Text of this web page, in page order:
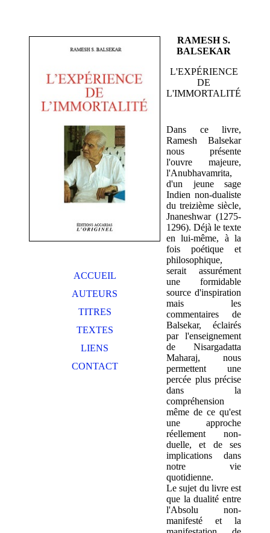
ACCUEIL
AUTEURS
TITRES
TEXTES
LIENS
CONTACT
RAMESH S.
BALSEKAR
L'EXPÉRIENCE
DE
L'IMMORTALITÉ
Dans ce livre,
Ramesh Balsekar
nous présente
l'ouvre majeure,
l'Anubhavamrita,
d'un jeune sage
Indien non-dualiste
du treizième siècle,
Jnaneshwar (1275-
1296). Déjà le texte
en lui-même, à la
fois poétique et
philosophique,
serait assurément
une formidable
source d'inspiration
mais les
commentaires de
Balsekar, éclairés
par l'enseignement
de Nisargadatta
Maharaj, nous
permettent une
percée plus précise
dans la
compréhension
même de ce qu'est
une approche
réellement non-
duelle, et de ses
implications dans
notre vie
quotidienne.
Le sujet du livre est
que la dualité entre
l'Absolu non-
manifesté et la